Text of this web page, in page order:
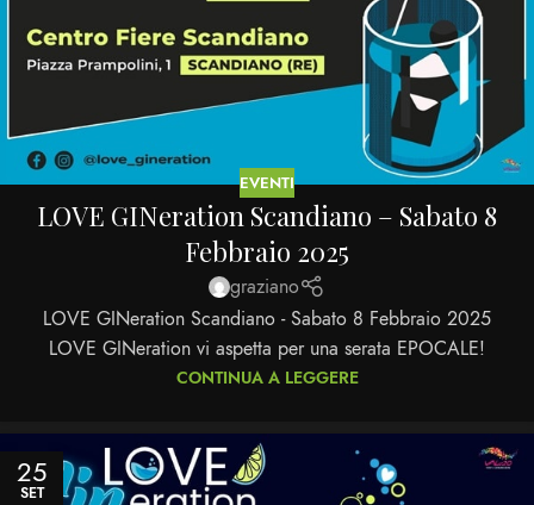
EVENTI
LOVE GINeration Scandiano – Sabato 8
Febbraio 2025
graziano
LOVE GINeration Scandiano - Sabato 8 Febbraio 2025
LOVE GINeration vi aspetta per una serata EPOCALE!
CONTINUA A LEGGERE
25
SET